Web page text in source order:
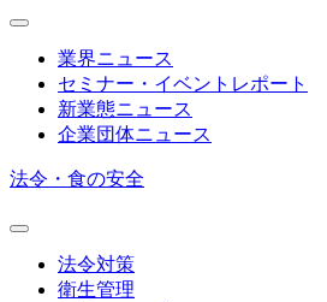
業界ニュース
セミナー・イベントレポート
新業態ニュース
企業団体ニュース
法令・食の安全
法令対策
衛生管理